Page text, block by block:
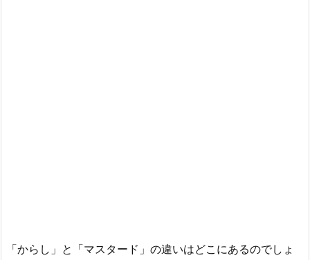
「からし」と「マスタード」の違いはどこにあるのでしょ